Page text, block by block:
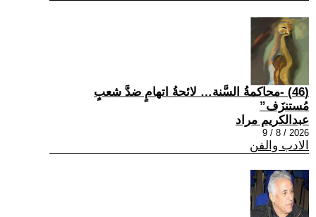
(46) -محاكمةُ السَّنة… لائحةُ اتهامٍ ضدَّ شعبٍ
مُستنزَف”
عبدالكريم مراد
2026 / 8 / 9
الادب والفن